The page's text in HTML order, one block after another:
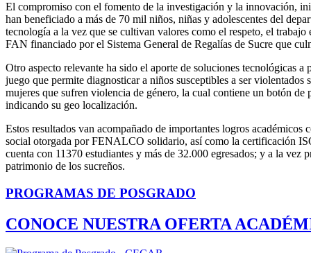
El compromiso con el fomento de la investigación y la innovación,
han beneficiado a más de 70 mil niños, niñas y adolescentes del
tecnología a la vez que se cultivan valores como el respeto, el
FAN financiado por el Sistema General de Regalías de Sucre que
Otro aspecto relevante ha sido el aporte de soluciones tecnológicas
juego que permite diagnosticar a niños susceptibles a ser
mujeres que sufren violencia de género, la cual contiene un botón
indicando su geo localización.
Estos resultados van acompañado de importantes logros
social otorgada por FENALCO solidario, así como la certificación
cuenta con 11370 estudiantes y más de 32.000 egresados; y a la
patrimonio de los sucreños.
PROGRAMAS DE POSGRADO
CONOCE NUESTRA OFERTA